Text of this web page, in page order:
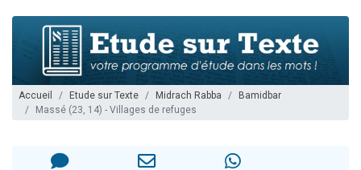
3 personnes viennent de faire un don pour 5 jours de vacances aux Orphelins
2 personnes viennent de nous rejoindre sur WhatsApp
Il reste 49 places pour étudier en groupe sur Zoom
30 personnes viennent de faire un don pour Sauvez la jambe de Yohan
Accueil Etude sur Texte Midrach Rabba
Bamidbar
Massé (23, 14) - Villages de refuges